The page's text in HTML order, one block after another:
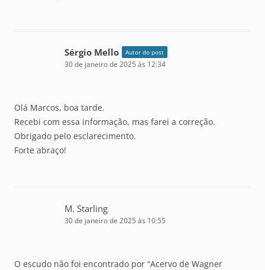
Sérgio Mello Autor do post
30 de janeiro de 2025 às 12:34
Olá Marcos, boa tarde.
Recebi com essa informação, mas farei a correção.
Obrigado pelo esclarecimento.
Forte abraço!
M. Starling
30 de janeiro de 2025 às 10:55
O escudo não foi encontrado por “Acervo de Wagner